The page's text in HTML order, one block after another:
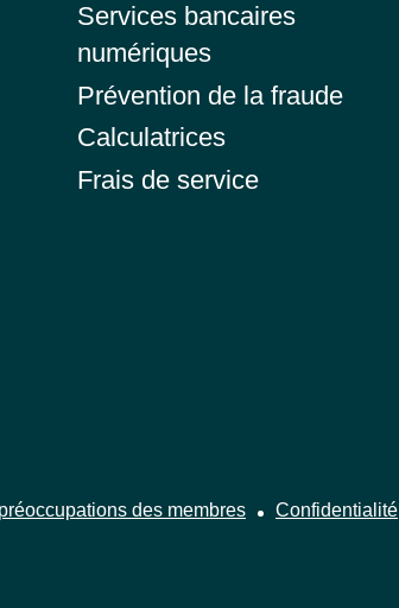
Services bancaires
numériques
Prévention de la fraude
Calculatrices
Frais de service
des membres
Confidentialité